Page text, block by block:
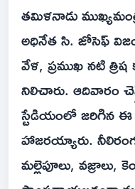
తమిళనాడు
అధినేత సి. జోసెఫ్
వేళ, ప్రముఖ నటి త్రిష
నిలిచారు. ఆదివారం
స్టేడియంలో జరిగిన
హాజరయ్యారు.
మల్లెపూలు, వజ్రాలు,